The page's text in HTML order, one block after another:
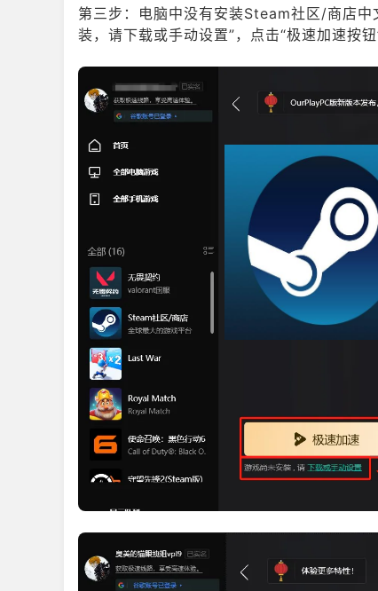
第三步：电脑中没有安装Steam社区/商店
装，请下载或手动设置”，点击“极速加速按